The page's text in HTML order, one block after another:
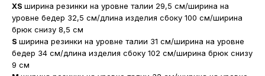
XS ширина резинки на уровне талии 29,5 см/ширина на
уровне бедер 32,5 см/длина изделия сбоку 100 см/ширина
брюк снизу 8,5 см
S ширина резинки на уровне талии 31 см/ширина на уровне
бедер 34 см/длина изделия сбоку 102 см/ширина брюк снизу
9 см